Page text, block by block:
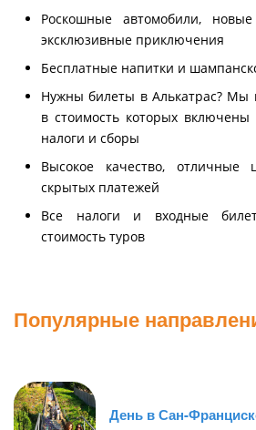
Роскошные автомобили,
эксклюзивные приключения
Бесплатные напитки и
Нужны билеты в Алькатрас? Мы
в стоимость которых
налоги и сборы
Высокое качество,
скрытых платежей
Все налоги и входные
стоимость туров
Популярные
День в Сан-